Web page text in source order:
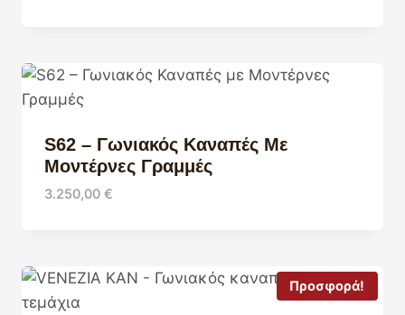
2.300,00 €.
S62 – Γωνιακός Καναπές Με
Μοντέρνες Γραμμές
3.250,00 €
Προσφορά!